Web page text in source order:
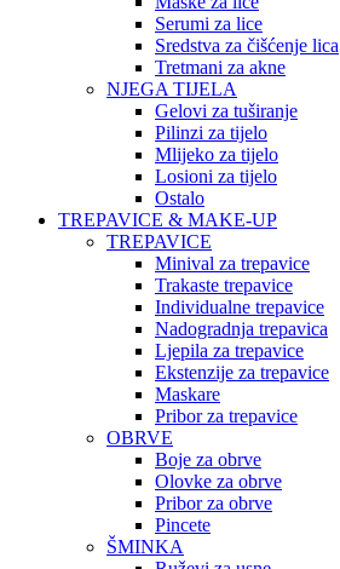
Serumi za lice
Sredstva za čišćenje lica
Tretmani za akne
NJEGA TIJELA
Gelovi za tuširanje
Pilinzi za tijelo
Mlijeko za tijelo
Losioni za tijelo
Ostalo
TREPAVICE & MAKE-UP
TREPAVICE
Minival za trepavice
Trakaste trepavice
Individualne trepavice
Nadogradnja trepavica
Ljepila za trepavice
Ekstenzije za trepavice
Maskare
Pribor za trepavice
OBRVE
Boje za obrve
Olovke za obrve
Pribor za obrve
Pincete
ŠMINKA